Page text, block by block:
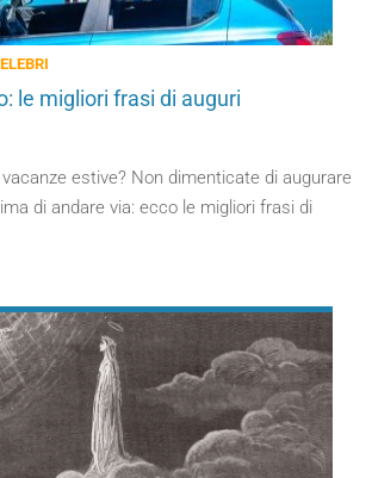
le migliori frasi di auguri
estive? Non dimenticate di augurare
di andare via: ecco le migliori frasi di